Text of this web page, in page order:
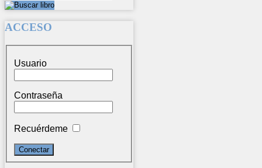
ACCESO
Usuario
Contraseña
Recuérdeme